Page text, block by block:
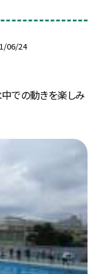
06/24
中での動きを楽しみ